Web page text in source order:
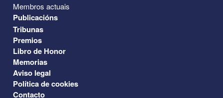
Membros actuais
Publicacións
Tribunas
Premios
Libro de Honor
Memorias
Aviso legal
Política de cookies
Contacto